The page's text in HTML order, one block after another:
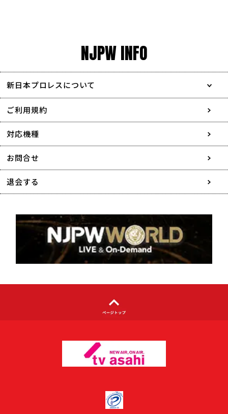
NJPW INFO
新日本プロレスについて
会社情報
採用情報
協賛・広告媒体のご案内
特定商取引に関する表記
著作権について
利用者情報の外部送信について
ご利用規約
対応機種
お問合せ
退会する